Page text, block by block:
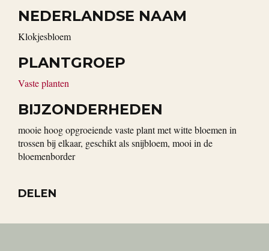
NEDERLANDSE NAAM
Klokjesbloem
PLANTGROEP
Vaste planten
BIJZONDERHEDEN
mooie hoog opgroeiende vaste plant met witte bloemen in
trossen bij elkaar, geschikt als snijbloem, mooi in de
bloemenborder
DELEN